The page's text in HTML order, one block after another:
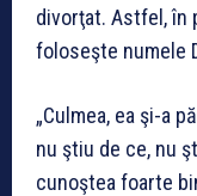
divorţat. Astfel, în
foloseşte numele
„Culmea, ea şi-a
nu ştiu de ce, nu
cunoştea foarte